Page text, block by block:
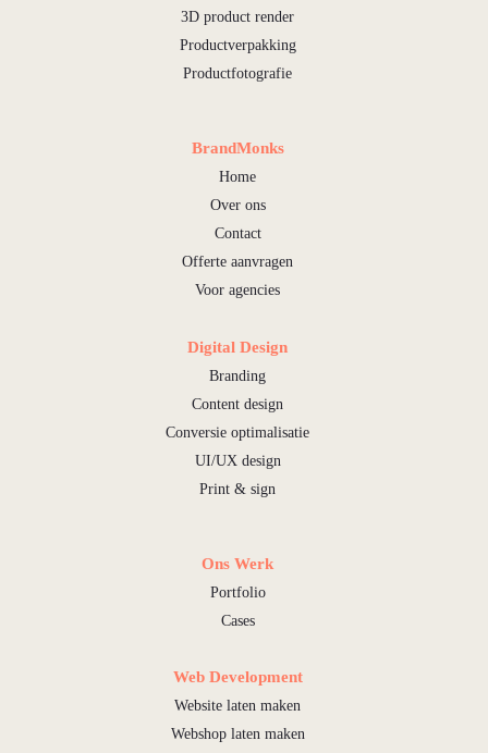
3D product render
Productverpakking
Productfotografie
BrandMonks
Home
Over ons
Contact
Offerte aanvragen
Voor agencies
Digital Design
Branding
Content design
Conversie optimalisatie
UI/UX design
Print & sign
Ons Werk
Portfolio
Cases
Web Development
Website laten maken
Webshop laten maken